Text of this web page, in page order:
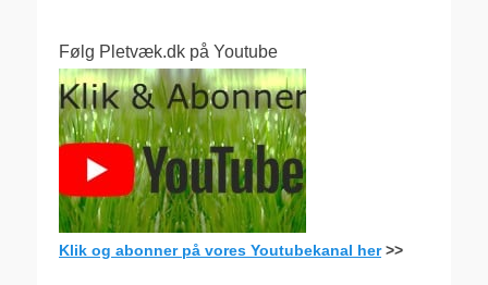
Følg Pletvæk.dk på Youtube
Klik og abonner på vores Youtubekanal her>>